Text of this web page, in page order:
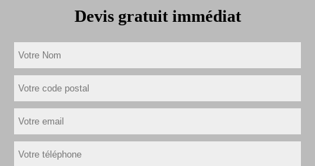
Devis gratuit immédiat